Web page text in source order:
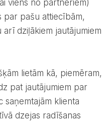
viens no partneriem)
par pašu attiecībām,
dziļākiem jautājumiem
pat jautājumiem par
saņemtajām klienta
dzejas radīšanas